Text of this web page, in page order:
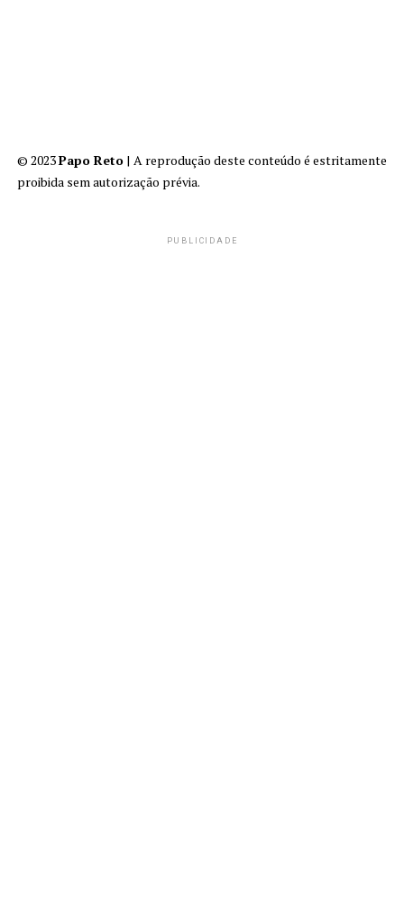
© 2023Papo Reto | A reprodução deste conteúdo é estritamente
proibida sem autorização prévia.
PUBLICIDADE